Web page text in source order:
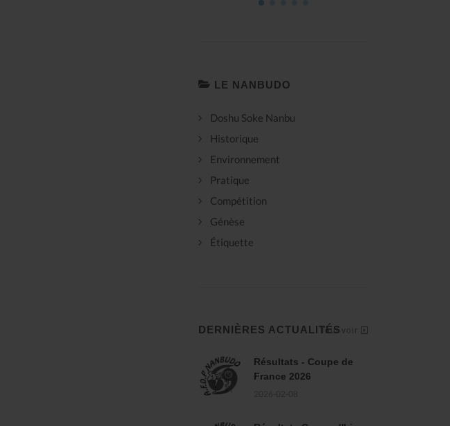
LE NANBUDO
Doshu Soke Nanbu
Historique
Environnement
Pratique
Compétition
Génèse
Étiquette
DERNIÈRES ACTUALITÉSTout voir
Résultats - Coupe de
France 2026